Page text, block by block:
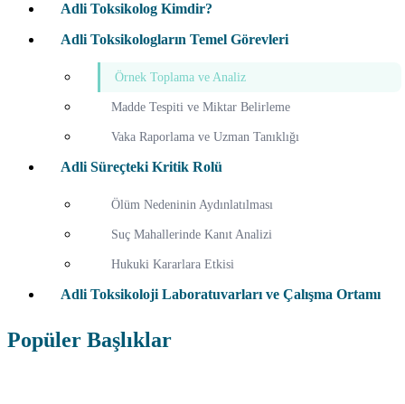
Adli Toksikolog Kimdir?
Adli Toksikologların Temel Görevleri
Örnek Toplama ve Analiz
Madde Tespiti ve Miktar Belirleme
Vaka Raporlama ve Uzman Tanıklığı
Adli Süreçteki Kritik Rolü
Ölüm Nedeninin Aydınlatılması
Suç Mahallerinde Kanıt Analizi
Hukuki Kararlara Etkisi
Adli Toksikoloji Laboratuvarları ve Çalışma Ortamı
Popüler Başlıklar